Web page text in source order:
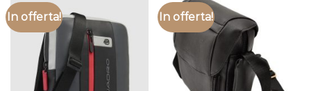
In offerta! In offerta!